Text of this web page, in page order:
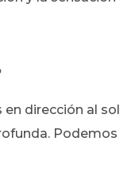
dirección al sol
Podemos